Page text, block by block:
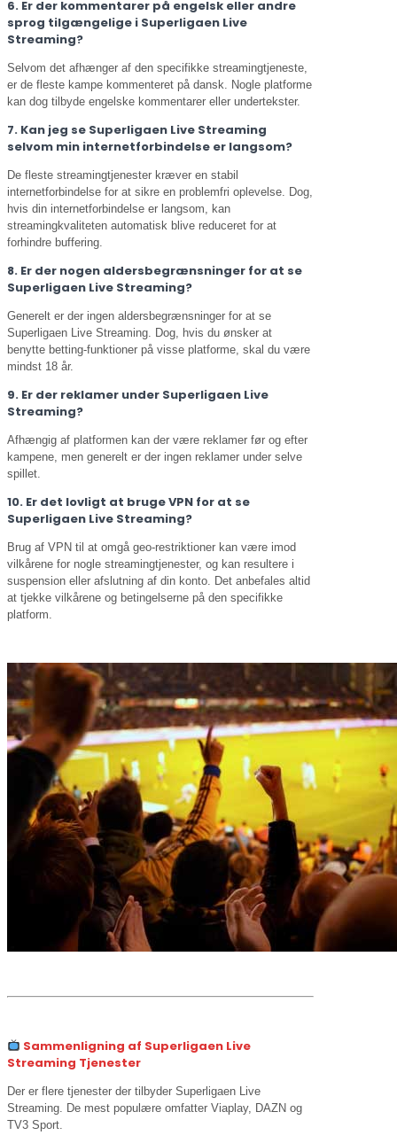
6. Er der kommentarer på engelsk eller andre
sprog tilgængelige i Superligaen Live
Streaming?
Selvom det afhænger af den specifikke streamingtjeneste,
er de fleste kampe kommenteret på dansk. Nogle platforme
kan dog tilbyde engelske kommentarer eller undertekster.
7. Kan jeg se Superligaen Live Streaming
selvom min internetforbindelse er langsom?
De fleste streamingtjenester kræver en stabil
internetforbindelse for at sikre en problemfri oplevelse. Dog,
hvis din internetforbindelse er langsom, kan
streamingkvaliteten automatisk blive reduceret for at
forhindre buffering.
8. Er der nogen aldersbegrænsninger for at se
Superligaen Live Streaming?
Generelt er der ingen aldersbegrænsninger for at se
Superligaen Live Streaming. Dog, hvis du ønsker at
benytte betting-funktioner på visse platforme, skal du være
mindst 18 år.
9. Er der reklamer under Superligaen Live
Streaming?
Afhængig af platformen kan der være reklamer før og efter
kampene, men generelt er der ingen reklamer under selve
spillet.
10. Er det lovligt at bruge VPN for at se
Superligaen Live Streaming?
Brug af VPN til at omgå geo-restriktioner kan være imod
vilkårene for nogle streamingtjenester, og kan resultere i
suspension eller afslutning af din konto. Det anbefales altid
at tjekke vilkårene og betingelserne på den specifikke
platform.
Sammenligning af Superligaen Live
Streaming Tjenester
Der er flere tjenester der tilbyder Superligaen Live
Streaming. De mest populære omfatter Viaplay, DAZN og
TV3 Sport.